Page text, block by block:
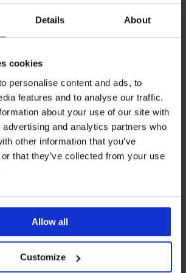
Details About
cookies
personalise content and ads, to
features and to analyse our traffic.
about your use of our site with
and analytics partners who
other information that you’ve
that they’ve collected from your use
Allow all
Customize
BH Elaine BH unwattiert
ohne Bügel
LIMITED